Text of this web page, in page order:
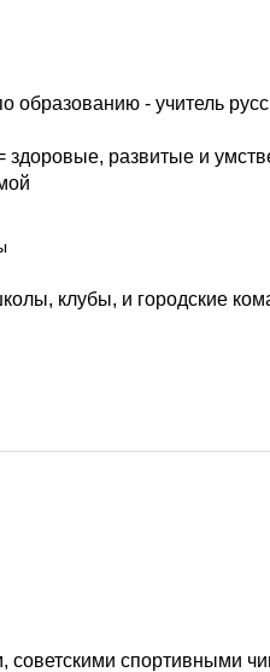
образованию - учитель
развитые и
клубы, и городские
спортивными